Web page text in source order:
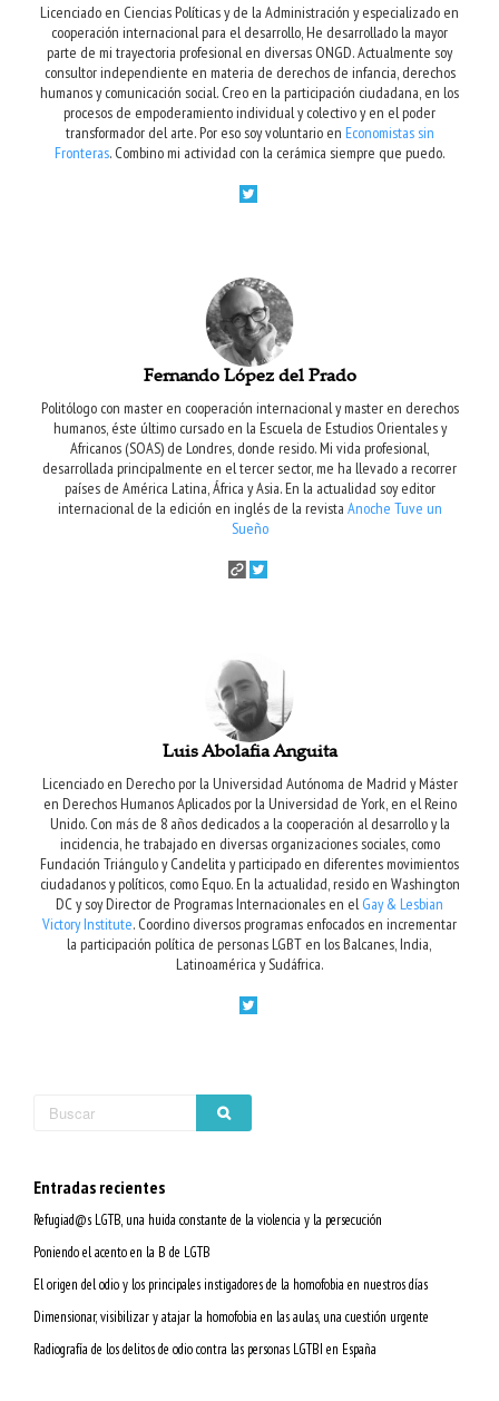
Licenciado en Ciencias Políticas y de la Administración y especializado en
cooperación internacional para el desarrollo, He desarrollado la mayor
parte de mi trayectoria profesional en diversas ONGD. Actualmente soy
consultor independiente en materia de derechos de infancia, derechos
humanos y comunicación social. Creo en la participación ciudadana, en los
procesos de empoderamiento individual y colectivo y en el poder
transformador del arte. Por eso soy voluntario en Economistas sin
Fronteras. Combino mi actividad con la cerámica siempre que puedo.
Fernando López del Prado
Politólogo con master en cooperación internacional y master en derechos
humanos, éste último cursado en la Escuela de Estudios Orientales y
Africanos (SOAS) de Londres, donde resido. Mi vida profesional,
desarrollada principalmente en el tercer sector, me ha llevado a recorrer
países de América Latina, África y Asia. En la actualidad soy editor
internacional de la edición en inglés de la revista Anoche Tuve un
Sueño
Luis Abolafia Anguita
Licenciado en Derecho por la Universidad Autónoma de Madrid y Máster
en Derechos Humanos Aplicados por la Universidad de York, en el Reino
Unido. Con más de 8 años dedicados a la cooperación al desarrollo y la
incidencia, he trabajado en diversas organizaciones sociales, como
Fundación Triángulo y Candelita y participado en diferentes movimientos
ciudadanos y políticos, como Equo. En la actualidad, resido en Washington
DC y soy Director de Programas Internacionales en elGay & Lesbian
Victory Institute. Coordino diversos programas enfocados en incrementar
la participación política de personas LGBT en los Balcanes, India,
Latinoamérica y Sudáfrica.
Entradas recientes
Refugiad@s LGTB, una huida constante de la violencia y la persecución
Poniendo el acento en la B de LGTB
El origen del odio y los principales instigadores de la homofobia en nuestros días
Dimensionar, visibilizar y atajar la homofobia en las aulas, una cuestión urgente
Radiografía de los delitos de odio contra las personas LGTBI en España